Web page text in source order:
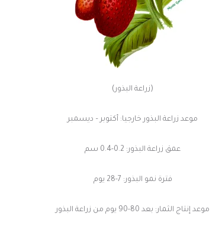
(زراعة البذور)
موعد زراعة البذور خارجيا: أكتوبر – ديسمبر
عمق زراعة البذور: 0.2-0.4 سم
فترة نمو البذور: 7-28 يوم
موعد إنتاج الثمار: بعد 80-90 يوم من زراعة البذور